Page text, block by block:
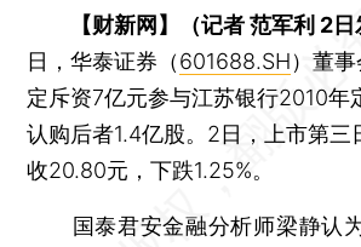
【财新网】（记者 范军利 2日
日，华泰证券（601688.SH）董
定斥资7亿元参与江苏银行2010年
认购后者1.4亿股。2日，上市第三
收20.80元，下跌1.25%。
国泰君安金融分析师梁静认